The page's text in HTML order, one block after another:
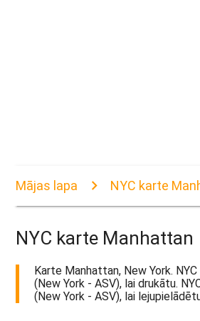
Mājas lapa NYC karte
NYC karte Manhattan
Karte Manhattan, New York.
(New York - ASV), lai drukātu.
(New York - ASV), lai